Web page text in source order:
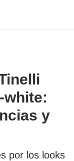
white:
y
por los looks